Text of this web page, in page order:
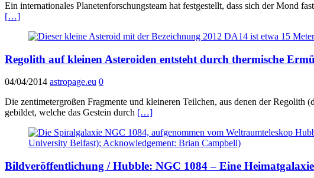
Ein internationales Planetenforschungsteam hat festgestellt, dass sich der Mond
[…]
Regolith auf kleinen Asteroiden entsteht durch thermische
04/04/2014 astropage.eu 0
Die zentimetergroßen Fragmente und kleineren Teilchen, aus denen der
gebildet, welche das Gestein durch […]
Bildveröffentlichung / Hubble: NGC 1084 – Eine